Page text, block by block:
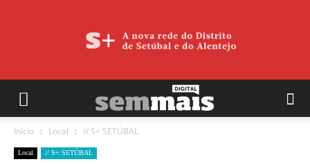
Início Local // S+ SETÚBAL
Local // S+ SETÚBAL